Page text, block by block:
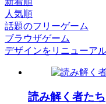
人気順
話題のフリーゲーム
ブラウザゲーム
デザインをリニューア
読み解く者たち